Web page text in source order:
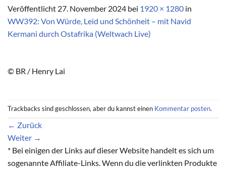
Veröffentlicht 27. November 2024 bei 1920 × 1280 in
WW392: Von Würde, Leid und Schönheit – mit Navid
Kermani durch Ostafrika (Weltwach Live)
© BR / Henry Lai
Trackbacks sind geschlossen, aber du kannst einen Kommentar posten.
← Zurück
Weiter →
* Bei einigen der Links auf dieser Website handelt es sich um
sogenannte Affiliate-Links. Wenn du die verlinkten Produkte